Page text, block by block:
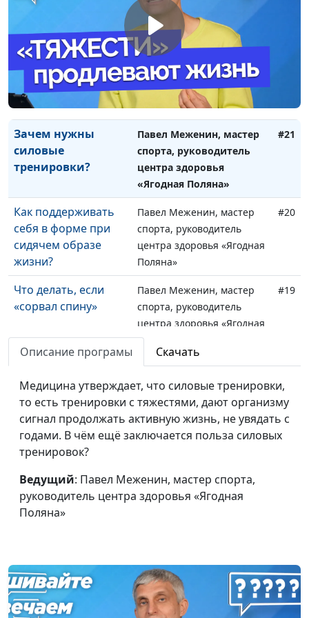
растяжку?
центра здоровья «Ягодная
Поляна»
Как уменьшить
боль в мышцах
после физической
нагрузки?
Павел Меженин, мастер
спорта, руководитель
центра здоровья «Ягодная
Поляна»
Зачем нужны
силовые
тренировки?
Павел Меженин, мастер
спорта, руководитель
центра здоровья
«Ягодная Поляна»
#21
Как поддерживать
себя в форме при
сидячем образе
жизни?
Павел Меженин, мастер
спорта, руководитель
центра здоровья «Ягодная
Поляна»
#20
Что делать, если
«сорвал спину»
Павел Меженин, мастер
спорта, руководитель
центра здоровья «Ягодная
Поляна»
#19
колени здоровыми
Павел Меженин, мастер
спорта, руководитель
центра здоровья «Ягодная
Поляна»
#18
Когда появятся
кубики, если качать
пресс каждый день?
центра здоровья «Ягодная
Поляна»
Поляна»
Как быстро
Павел Меженин, мастер
#15
Описание програмы Скачать
Медицина утверждает, что силовые тренировки,
то есть тренировки с тяжестями, дают организму
сигнал продолжать активную жизнь, не увядать с
годами. В чём ещё заключается польза силовых
тренировок?
Ведущий: Павел Меженин, мастер спорта,
руководитель центра здоровья «Ягодная
Поляна»